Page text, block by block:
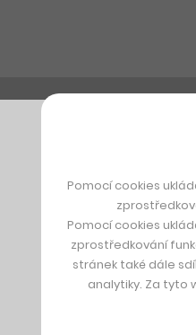
Pomocí cookies
Pomocí cookies
zprostředkování
stránek také dále
analytiky. Za tyto